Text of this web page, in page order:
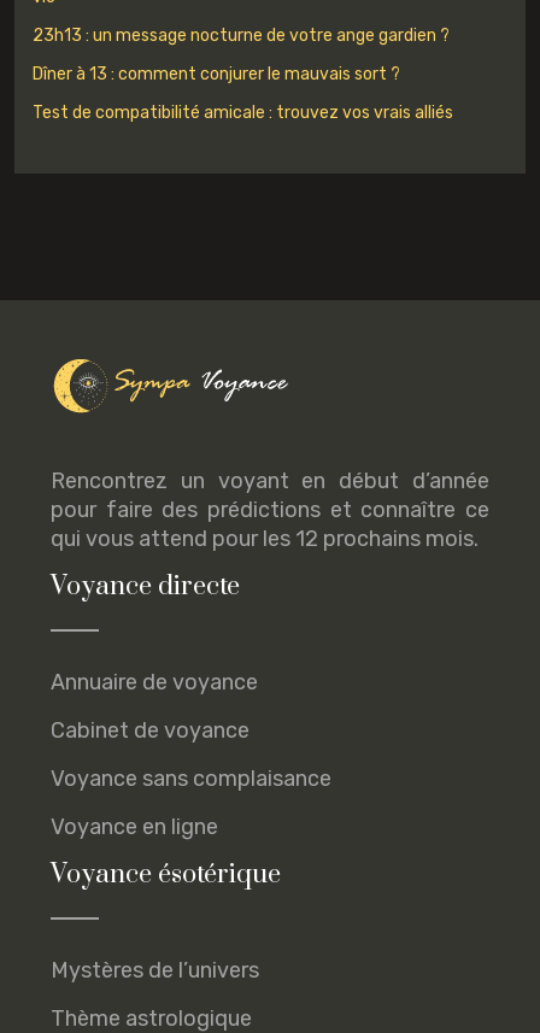
23h13 : un message nocturne de votre ange gardien ?
Dîner à 13 : comment conjurer le mauvais sort ?
Test de compatibilité amicale : trouvez vos vrais alliés
Rencontrez un voyant en début d’année
pour faire des prédictions et connaître ce
qui vous attend pour les 12 prochains mois.
Voyance directe
Annuaire de voyance
Cabinet de voyance
Voyance sans complaisance
Voyance en ligne
Voyance ésotérique
Mystères de l’univers
Thème astrologique